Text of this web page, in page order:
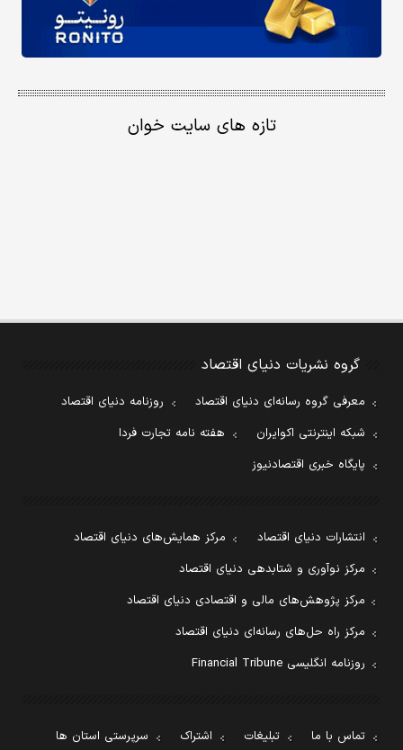
تازه های سایت خوان
گروه نشریات دنیای اقتصاد
معرفی گروه رسانه‌ای دنیای اقتصاد
روزنامه دنیای اقتصاد
شبکه اینترنتی اکوایران
هفته نامه تجارت فردا
پایگاه خبری اقتصادنیوز
انتشارات دنیای اقتصاد
مرکز همایش‌های دنیای اقتصاد
مرکز نوآوری و شتابدهی دنیای اقتصاد
مرکز پژوهش‌های مالی و اقتصادی دنیای اقتصاد
مرکز راه حل‌های رسانه‌ای دنیای اقتصاد
روزنامه انگلیسی Financial Tribune
تماس با ما تبلیغات اشتراک سرپرستی استان ها